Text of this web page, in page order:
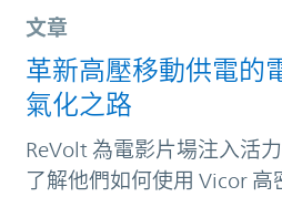
文章
革新高壓移動供電的
氣化之路
ReVolt 為電影片場注入活力
了解他們如何使用 Vicor 高